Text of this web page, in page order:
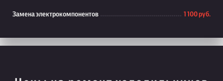
Замена электрокомпонентов 1 100 руб.